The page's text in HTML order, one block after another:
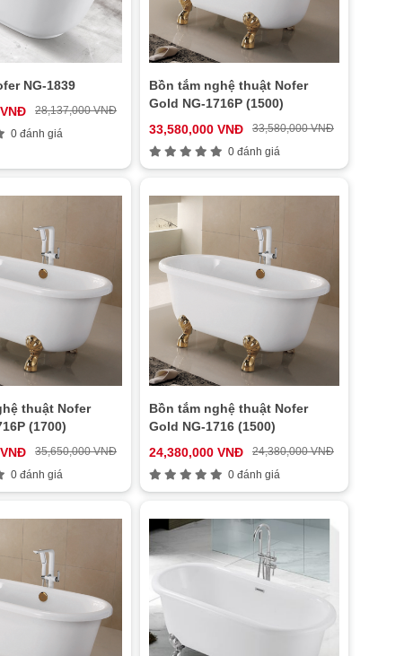
NG-1839
28,137,000 VNĐ
0 đánh giá
Bồn tắm nghệ thuật Nofer
Gold NG-1716P (1500)
33,580,000 VNĐ
33,580,000 VNĐ
0 đánh giá
thuật Nofer
(1700)
35,650,000 VNĐ
0 đánh giá
Bồn tắm nghệ thuật Nofer
Gold NG-1716 (1500)
24,380,000 VNĐ
24,380,000 VNĐ
0 đánh giá